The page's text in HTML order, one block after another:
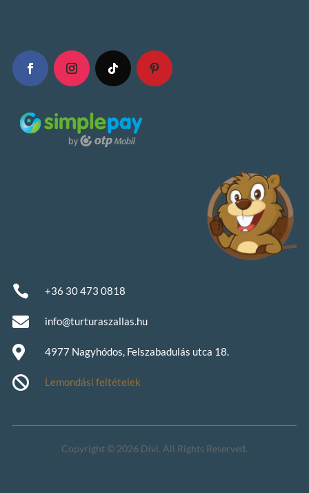
 +36 30 473 0818
 info@turturaszallas.hu
 4977 Nagyhódos, Felszabadulás utca 18.
 Lemondási feltételek
Copyright © 2026 Divi. All Rights Reserved.